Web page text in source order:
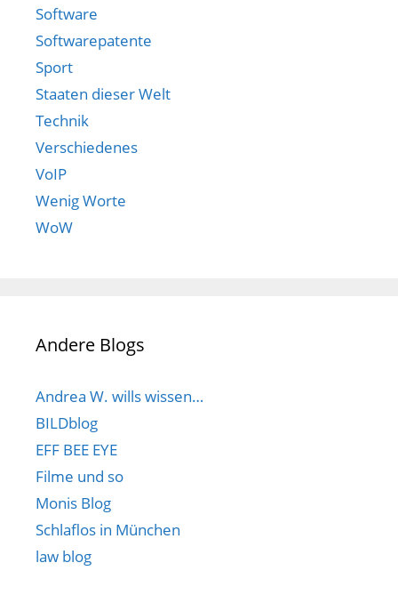
Software
Softwarepatente
Sport
Staaten dieser Welt
Technik
Verschiedenes
VoIP
Wenig Worte
WoW
Andere Blogs
Andrea W. wills wissen…
BILDblog
EFF BEE EYE
Filme und so
Monis Blog
Schlaflos in München
law blog